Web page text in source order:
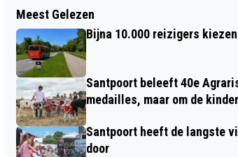
CIRCA 7000 DEELNEMERS 2E
ZANDVOORT LIGHT WALK
Meest Gelezen
Bijna 10.000 reizigers
Santpoort beleeft 40e
medailles, maar om de
Santpoort heeft de langste
door